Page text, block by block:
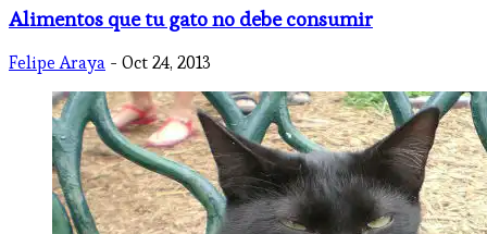
Alimentos que tu gato no debe consumir
Felipe Araya - Oct 24, 2013